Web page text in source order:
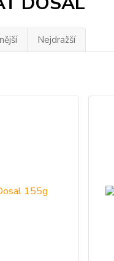
Nejdražší